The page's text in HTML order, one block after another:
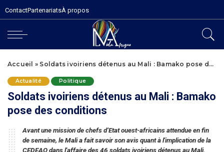
ContactPartenariatsÀ propos
Accueil » Soldats ivoiriens détenus au Mali : Bamako pose des conditions
Actualité Politique
Soldats ivoiriens détenus au Mali : Bamako
pose des conditions
Avant une mission de chefs d’Etat ouest-africains attendue en fin
de semaine, le Mali a fait savoir son avis quant à l'implication de la
CEDEAO dans l'affaire des 46 soldats ivoiriens détenus au Mali.